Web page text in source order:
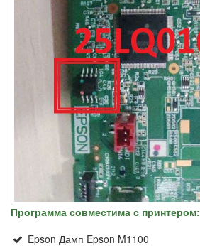
Программа совместима с принтером:
Epson Дамп Epson M1100